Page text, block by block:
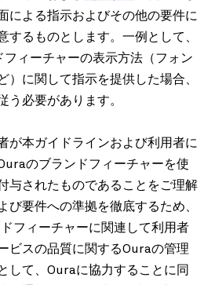
による指示およびその他の要件に
するものとします。一例として、
ィーチャーの表示方法（フォン
）に関して指示を提供した場合、
う必要があります。
が本ガイドラインおよび利用者に
のブランドフィーチャーを使
与されたものであることをご理解
び要件への準拠を徹底するため、
フィーチャーに関連して利用者
ビスの品質に関するOuraの管理
して、Ouraに協力することに同